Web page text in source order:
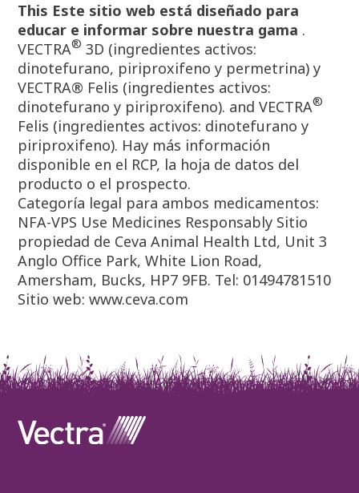
This Este sitio web está diseñado para
educar e informar sobre nuestra gama .
VECTRA® 3D (ingredientes activos:
dinotefurano, piriproxifeno y permetrina) y
VECTRA® Felis (ingredientes activos:
dinotefurano y piriproxifeno). and VECTRA®
Felis (ingredientes activos: dinotefurano y
piriproxifeno). Hay más información
disponible en el RCP, la hoja de datos del
producto o el prospecto.
Categoría legal para ambos medicamentos:
NFA-VPS Use Medicines Responsably Sitio
propiedad de Ceva Animal Health Ltd, Unit 3
Anglo Office Park, White Lion Road,
Amersham, Bucks, HP7 9FB. Tel: 01494781510
Sitio web: www.ceva.com